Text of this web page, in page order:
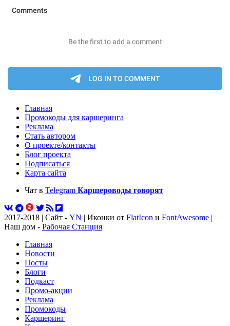
Главная
Промокоды для каршеринга
Реклама
Стать автором
О проекте/контакты
Блог проекта
Подписаться
Карта сайта
Чат в Telegram Каршероводы говорят
2017-2018 | Сайт - YN | Иконки от FlatIcon и FontAwesome |
Наш дом - Рабочая Станция
Главная
Новости
Посты
Блоги
Подкаст
Промо-акции
Реклама
Промокоды
Каршеринг